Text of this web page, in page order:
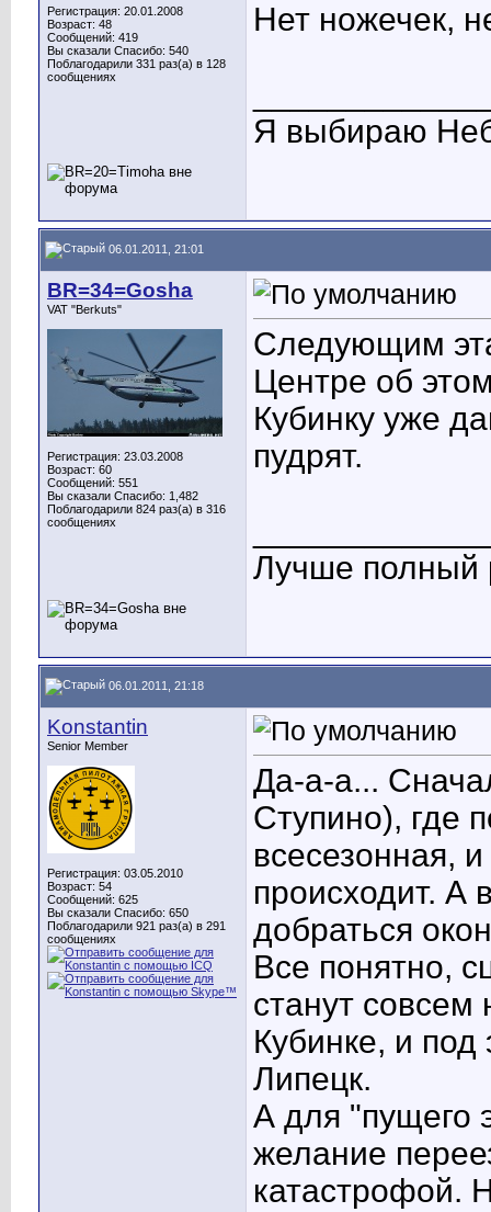
Регистрация: 20.01.2008
Возраст: 48
Сообщений: 419
Вы сказали Спасибо: 540
Поблагодарили 331 раз(а) в 128
сообщениях
Нет ножечек,
Я выбираю
06.01.2011, 21:01
BR=34=Gosha
VAT "Berkuts"
Регистрация: 23.03.2008
Возраст: 60
Сообщений: 551
Вы сказали Спасибо: 1,482
Поблагодарили 824 раз(а) в 316
сообщениях
Следующим
Центре об
Кубинку уже
пудрят.
Лучше полный
06.01.2011, 21:18
Konstantin
Senior Member
Регистрация: 03.05.2010
Возраст: 54
Сообщений: 625
Вы сказали Спасибо: 650
Поблагодарили 921 раз(а) в 291
сообщениях
Да-а-а...
Ступино), где
всесезонная,
происходит. А
добраться
Все понятно,
станут
Кубинке, и под
Липецк.
А для "пущего
желание
катастрофой.